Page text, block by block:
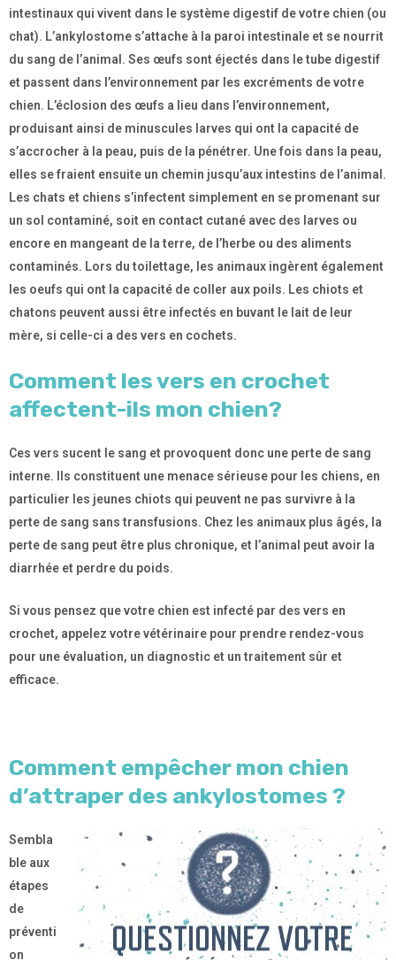
intestinaux qui vivent dans le système digestif de votre chien (ou
chat). L’ankylostome s’attache à la paroi intestinale et se nourrit
du sang de l’animal. Ses œufs sont éjectés dans le tube digestif
et passent dans l’environnement par les excréments de votre
chien. L’éclosion des œufs a lieu dans l’environnement,
produisant ainsi de minuscules larves qui ont la capacité de
s’accrocher à la peau, puis de la pénétrer. Une fois dans la peau,
elles se fraient ensuite un chemin jusqu’aux intestins de l’animal.
Les chats et chiens s’infectent simplement en se promenant sur
un sol contaminé, soit en contact cutané avec des larves ou
encore en mangeant de la terre, de l’herbe ou des aliments
contaminés. Lors du toilettage, les animaux ingèrent également
les oeufs qui ont la capacité de coller aux poils. Les chiots et
chatons peuvent aussi être infectés en buvant le lait de leur
mère, si celle-ci a des vers en cochets.
Comment les vers en crochet
affectent-ils mon chien?
Ces vers sucent le sang et provoquent donc une perte de sang
interne. Ils constituent une menace sérieuse pour les chiens, en
particulier les jeunes chiots qui peuvent ne pas survivre à la
perte de sang sans transfusions. Chez les animaux plus âgés, la
perte de sang peut être plus chronique, et l’animal peut avoir la
diarrhée et perdre du poids.
Si vous pensez que votre chien est infecté par des vers en
crochet, appelez votre vétérinaire pour prendre rendez-vous
pour une évaluation, un diagnostic et un traitement sûr et
efficace.
Comment empêcher mon chien
d’attraper des ankylostomes ?
Sembla
ble aux
étapes
de
préventi
on